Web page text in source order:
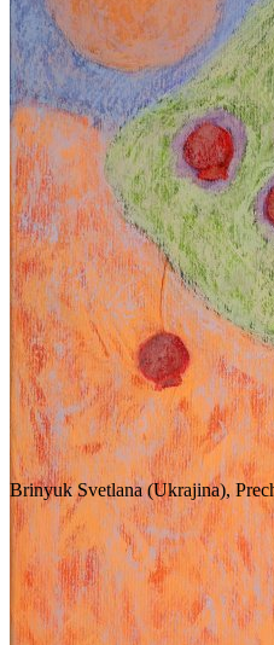
Brinyuk Svetlana (Ukrajina),